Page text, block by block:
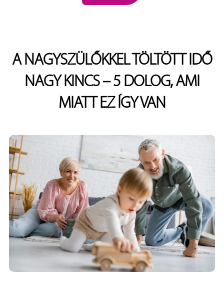
A NAGYSZÜLŐKKEL TÖLTÖTT IDŐ
NAGY KINCS – 5 DOLOG, AMI
MIATT EZ ÍGY VAN